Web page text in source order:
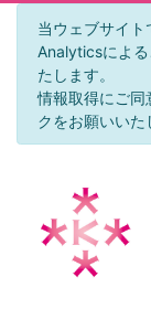
当ウェブサイ
Analyticsによ
たします。
情報取得にご
クをお願いいた